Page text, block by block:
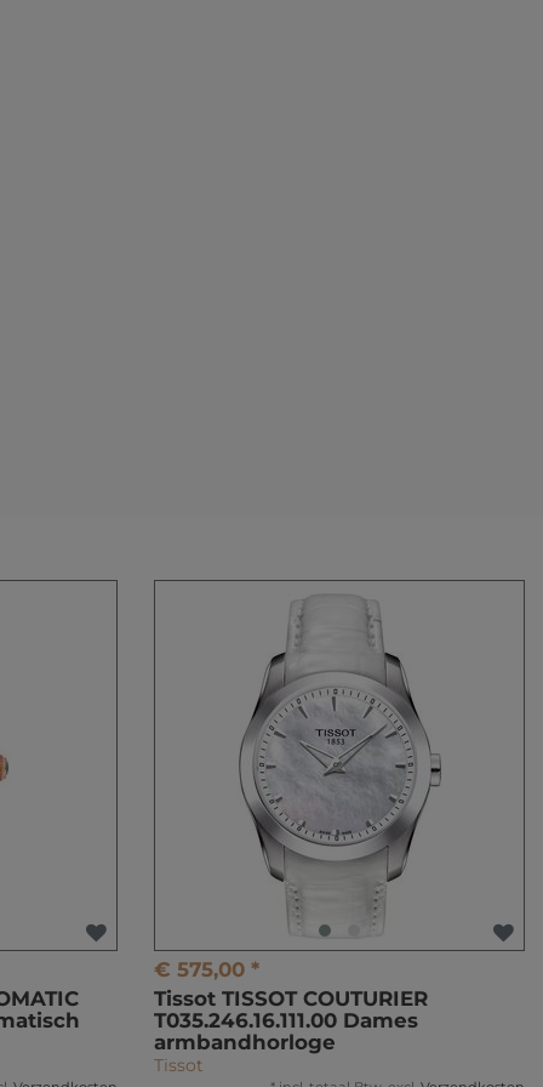
€ 575,00 *
Tissot TISSOT COUTURIER
T035.246.16.111.00 Dames
armbandhorloge
Tissot